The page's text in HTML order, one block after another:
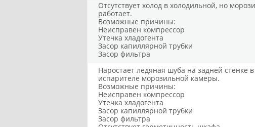
Отсутствует холод в холодильной, но
работает.
Возможные причины:
Неисправен компрессор
Утечка хладогента
Засор капиллярной трубки
Засор фильтра
Наростает ледяная шуба на задней стенке
испарителе морозильной камеры.
Возможные причины:
Неисправен компрессор
Утечка хладогента
Засор капиллярной трубки
Засор фильтра